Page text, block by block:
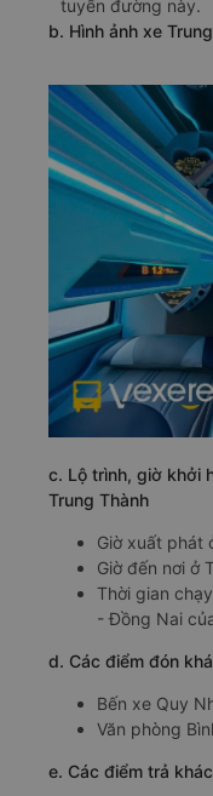
tuyến đường này.
b. Hình ảnh xe
c. Lộ trình, giờ khởi
Trung Thành
Giờ xuất phát
Giờ đến nơi ở
Thời gian
- Đồng Nai
d. Các điểm đón
Bến xe Quy
Văn phòng
e. Các điểm trả